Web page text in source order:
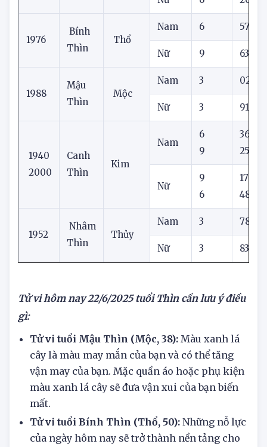
Nữ 6 26
Bính
Nam 6 57
Nữ 9 63
Mậu
Nam 3 02
Nữ 3 91
1940
Canh
6
9
36
25
9
6
17
48
Nhâm
Nam 3 78
Nữ 3 83
Tử vi hôm nay
Tử vi tuổi Mậu Thìn (Mộc, 38): Màu xanh lá
cây là màu may mắn của bạn và có thể tăng
vận may của bạn. Mặc quần áo hoặc phụ kiện
màu xanh lá cây sẽ đưa vận xui của bạn biến
mất.
Tử vi tuổi Bính Thìn (Thổ, 50):Những nỗ lực